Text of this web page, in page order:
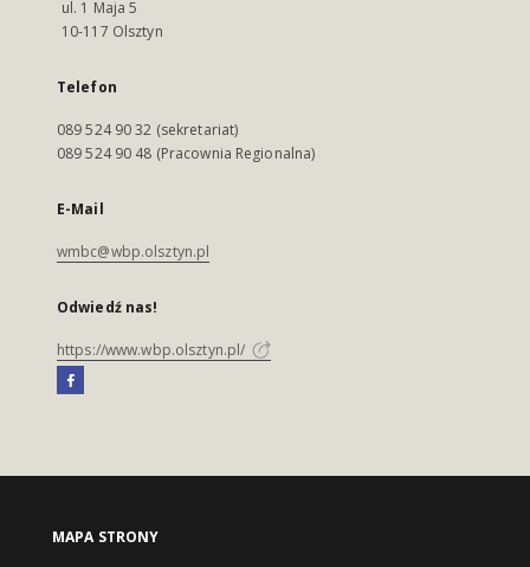
ul. 1 Maja 5
10-117 Olsztyn
Telefon
089 524 90 32 (sekretariat)
089 524 90 48 (Pracownia Regionalna)
E-Mail
wmbc@wbp.olsztyn.pl
Odwiedź nas!
https://www.wbp.olsztyn.pl/
MAPA STRONY